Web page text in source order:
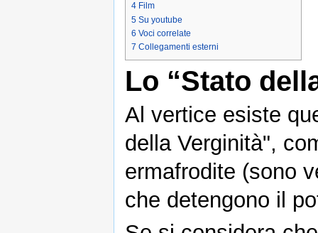
4 Film
5 Su youtube
6 Voci correlate
7 Collegamenti esterni
Lo “Stato
Al vertice esiste
della Verginità",
ermafrodite (sono
che detengono il